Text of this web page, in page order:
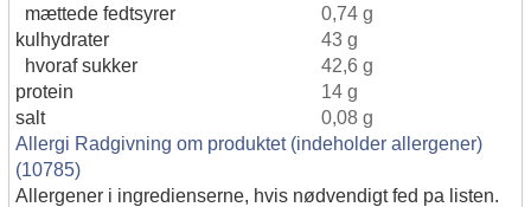
mættede fedtsyrer
0,74 g
kulhydrater
43 g
hvoraf sukker
42,6 g
protein
14 g
salt
0,08 g
Allergi Radgivning om produktet (indeholder allergener)
(10785)
Allergener i ingredienserne, hvis nødvendigt fed pa listen.